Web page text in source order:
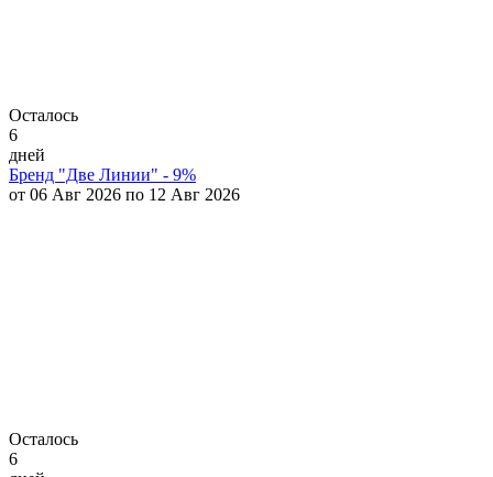
Осталось
6
дней
Бренд "Две Линии" - 9%
от 06 Авг 2026 по 12 Авг 2026
Осталось
6